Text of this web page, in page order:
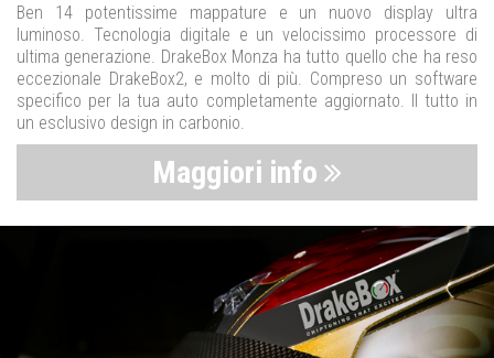
Ben 14 potentissime mappature e un nuovo display ultra
luminoso. Tecnologia digitale e un velocissimo processore di
ultima generazione. DrakeBox Monza ha tutto quello che ha reso
eccezionale DrakeBox2, e molto di più. Compreso un software
specifico per la tua auto completamente aggiornato. Il tutto in
un esclusivo design in carbonio.
Maggiori info